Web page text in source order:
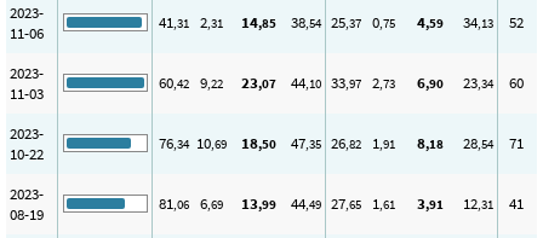
2023-
11-06
41,31 2,31 14,85 38,54 25,37 0,75 4,59 34,13 52
2023-
11-03
60,42 9,22 23,07 44,10 33,97 2,73 6,90 23,34 60
2023-
10-22
76,34 10,69 18,50 47,35 26,82 1,91 8,18 28,54 71
2023-
08-19
81,06 6,69 13,99 44,49 27,65 1,61 3,91 12,31 41